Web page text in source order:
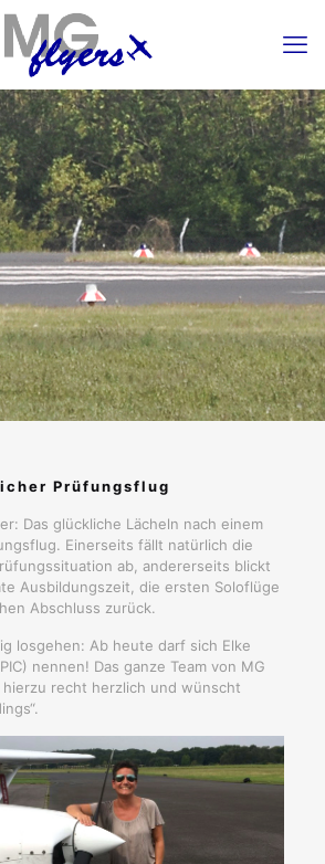
Prüfungsflug
Das glückliche Lächeln nach einem
Einerseits fällt natürlich die
ab, andererseits blickt
Ausbildungszeit, die ersten Soloflüge
Abschluss zurück.
losgehen: Ab heute darf sich Elke
nennen! Das ganze Team von MG
recht herzlich und wünscht